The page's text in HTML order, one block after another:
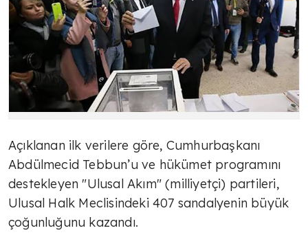
Açıklanan ilk verilere göre, Cumhurbaşkanı
Abdülmecid Tebbun’u ve hükümet programını
destekleyen "Ulusal Akım" (milliyetçi) partileri,
Ulusal Halk Meclisindeki 407 sandalyenin büyük
çoğunluğunu kazandı.